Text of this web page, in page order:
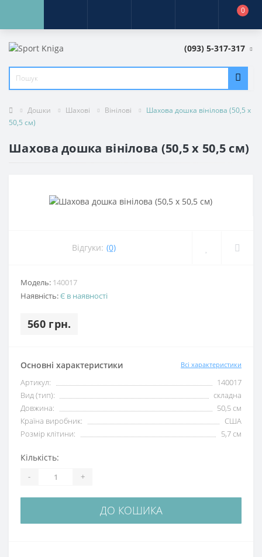
0
(093) 5-317-317
Дошки Шахові Вінілові
Шахова дошка вінілова (50,5 х
50,5 см)
Шахова дошка вінілова (50,5 х 50,5 см)
Відгуки: (0)
Модель: 140017
Наявність:Є в наявності
560 грн.
Основні характеристики Всі характеристики
Артикул:
140017
Вид (тип):
складна
Довжина:
50,5 см
Країна виробник:
США
Розмір клітини:
5,7 см
Кількість:
- +
ДО КОШИКА